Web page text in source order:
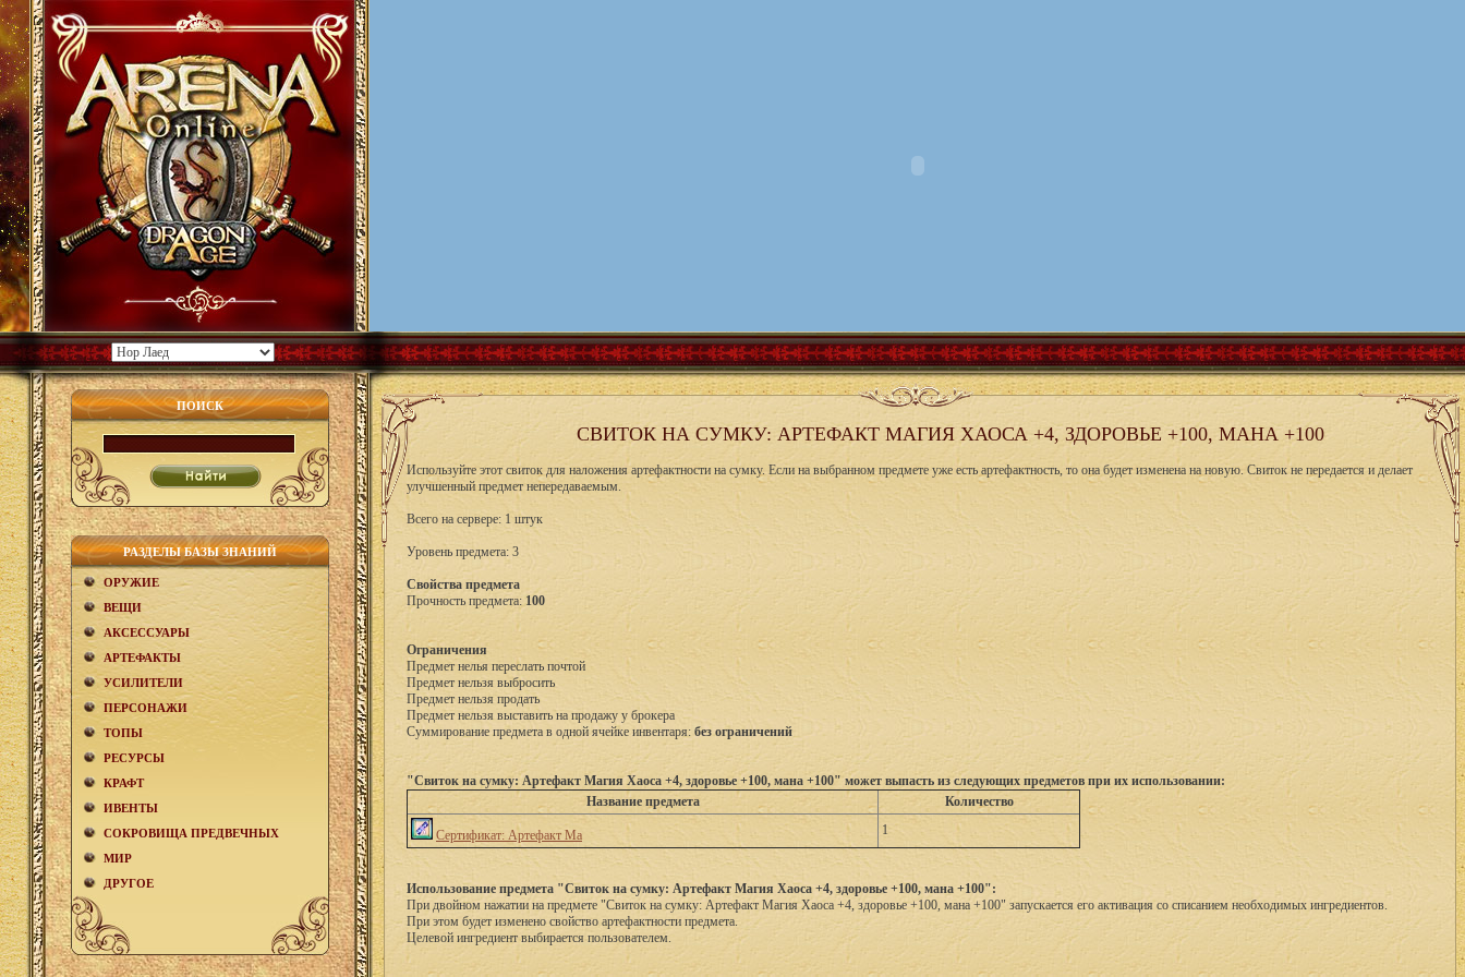
ПОИСК
РАЗДЕЛЫ БАЗЫ ЗНАНИЙ
ОРУЖИЕ
ВЕЩИ
АКCЕСCУАРЫ
АРТЕФАКТЫ
УСИЛИТЕЛИ
ПЕРСОНАЖИ
ТОПЫ
РЕСУРСЫ
КРАФТ
ИВЕНТЫ
СОКРОВИЩА ПРЕДВЕЧНЫХ
МИР
ДРУГОЕ
СВИТОК НА СУМКУ: АРТЕФАКТ МАГИЯ ХАОСА +4, ЗДОРОВЬЕ +100, МАНА +100
Используйте этот свиток для наложения артефактности на сумку. Если на выбранном предмете уже есть артефактность, то она будет изменена на новую. Свиток не передается и делает
улучшенный предмет непередаваемым.
Всего на сервере: 1 штук
Уровень предмета: 3
Свойства предмета
Прочность предмета: 100
Ограничения
Предмет нелья переслать почтой
Предмет нельзя выбросить
Предмет нельзя продать
Предмет нельзя выставить на продажу у брокера
Суммирование предмета в одной ячейке инвентаря: без ограничений
"Свиток на сумку: Артефакт Магия Хаоса +4, здоровье +100, мана +100" может выпасть из следующих предметов при их использовании:
Название предмета
Количество
Сертификат: Артефакт Ма 1
Использование предмета "Свиток на сумку: Артефакт Магия Хаоса +4, здоровье +100, мана +100":
При двойном нажатии на предмете "Свиток на сумку: Артефакт Магия Хаоса +4, здоровье +100, мана +100" запускается его активация со списанием необходимых ингредиентов.
При этом будет изменено свойство артефактности предмета.
Целевой ингредиент выбирается пользователем.